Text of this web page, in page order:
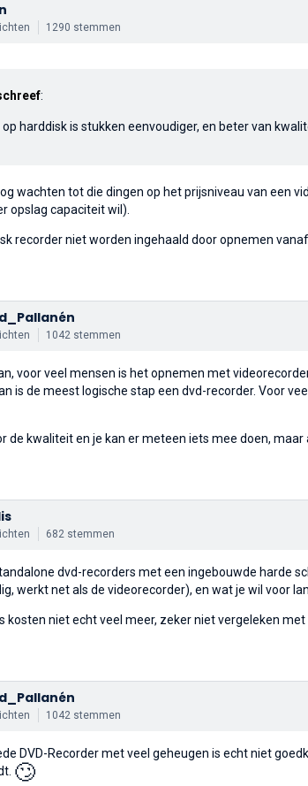
1290 stemmen
:
harddisk is stukken eenvoudiger, en beter van
wachten tot die dingen op het prijsniveau van een
opslag capaciteit wil).
recorder niet worden ingehaald door opnemen
1042 stemmen
voor veel mensen is het opnemen met
is de meest logische stap een dvd-recorder. Voor
de kwaliteit en je kan er meteen iets mee doen,
682 stemmen
dvd-recorders met een ingebouwde harde
werkt net als de videorecorder), en wat je wil voor
kosten niet echt veel meer, zeker niet vergeleken
1042 stemmen
DVD-Recorder met veel geheugen is echt niet
🙄